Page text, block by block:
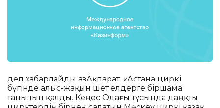
деп хабарлайды ҚазАқпарат. «Астана циркі
бүгінде алыс-жақын шет елдерге біршама
танылып қалды. Кеңес Одағы тұсында даңқты